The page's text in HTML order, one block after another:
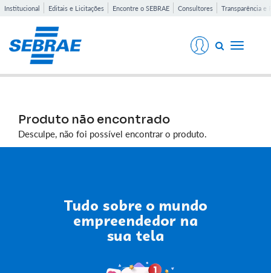
Institucional Editais e Licitações Encontre o SEBRAE Consultores Transparência e
Toggle
Produto não encontrado
Desculpe, não foi possível encontrar o produto.